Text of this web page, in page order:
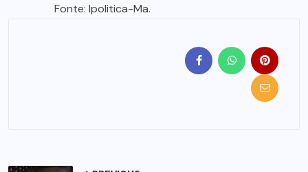
Fonte: Ipolitica-Ma.